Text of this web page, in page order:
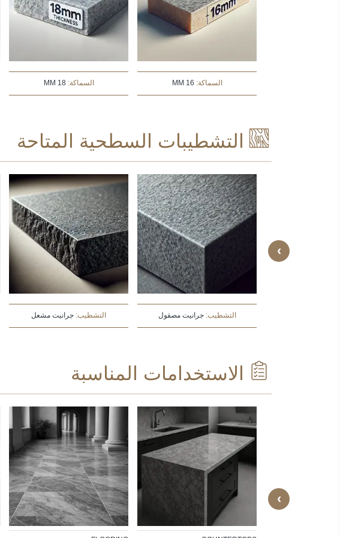
السماكة: 16 MM السماكة:18 MM
التشطيبات السطحية المتاحة
التشطيب:جرانيت مصقول التشطيب: جرانيت مشعل
›
الاستخدامات المناسبة
›